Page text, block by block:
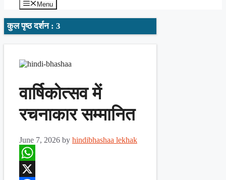
Menu
कुल पृष्ठ दर्शन : 3
वार्षिकोत्सव में
रचनाकार सम्मानित
June 7, 2026 by hindibhashaa lekhak
WhatsApp